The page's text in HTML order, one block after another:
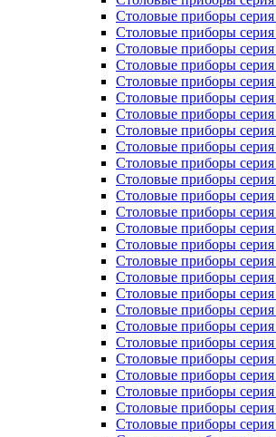
Столовые приборы серия
Столовые приборы серия
Столовые приборы серия
Столовые приборы
Столовые приборы
Столовые приборы серия
Столовые приборы серия
Столовые приборы
Столовые приборы
Столовые приборы
Столовые приборы серия
Столовые приборы серия
Столовые приборы
Столовые приборы
Столовые приборы
Столовые приборы
Столовые приборы серия
Столовые приборы
Столовые приборы серия
Столовые приборы
Столовые приборы серия
Столовые приборы
Столовые приборы серия
Столовые приборы серия
Столовые приборы
Столовые приборы серия